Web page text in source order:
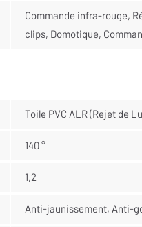
Commande infra-rouge,
clips, Domotique,
Toile PVC ALR (Rejet de
140 °
1,2
Anti-jaunissement, Anti-